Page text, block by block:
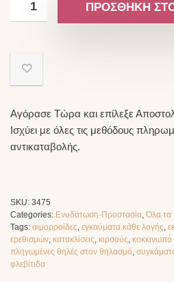
ΠΡΟΣΘΉΚΗ
Αγόρασε Τώρα και επίλεξε
Ισχύει με όλες τις μεθόδους
αντικαταβολής.
SKU: 3475
Categories: Ενυδάτωση-Προστασία,Όλα τα
Tags: αιμορροίδες, εγκαύματα κάθε λογής,
ερεθισμών, κατακλίσεις, κιρσούς, κοκκινωπό
πληγωμένες θηλές στον θηλασμό,
φλεβίτιδα